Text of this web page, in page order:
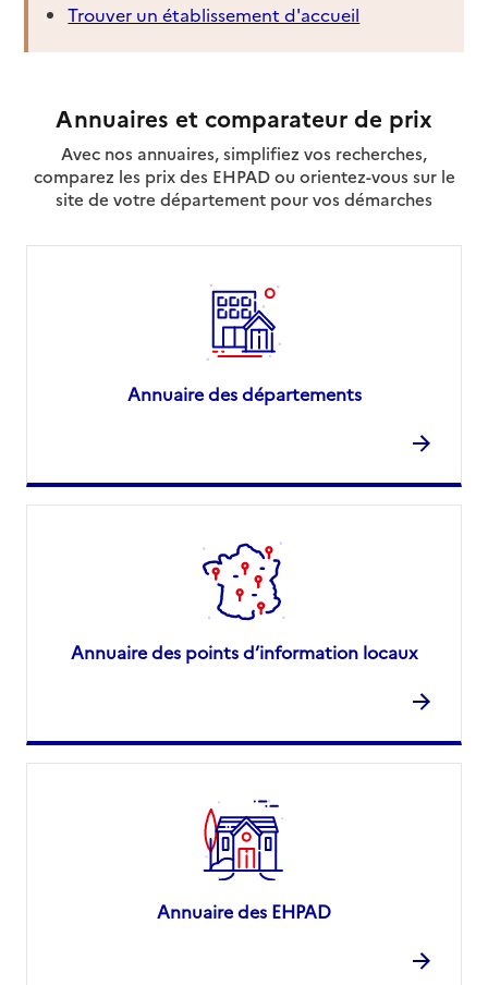
Trouver un établissement d'accueil
Annuaires et comparateur de prix
Avec nos annuaires, simplifiez vos recherches,
comparez les prix des EHPAD ou orientez-vous sur le
site de votre département pour vos démarches
Annuaire des départements
Annuaire des points d’information locaux
Annuaire des EHPAD